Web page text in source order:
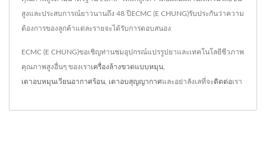
สูงและประสบการณ์ยาวนานถึง 48 ปีECMC (E CHUNG)รับประกันว่าความ
ต้องการของลูกค้าแต่ละรายจะได้รับการตอบสนอง
ECMC (E CHUNG)ขอเชิญท่านชมอุปกรณ์แปรรูปยาและเทคโนโลยีชีวภาพ
คุณภาพสูงอื่นๆ ของเราเครื่องล้างขวดแบบหมุน
เตาอบหมุนเวียนอากาศร้อน เตาอบสุญญากาศและอย่าลังเลที่จะติดต่อเรา